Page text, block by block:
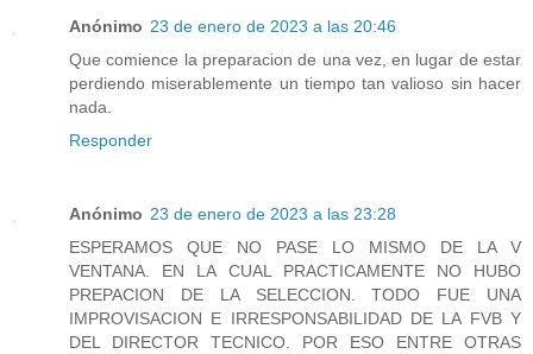
Anónimo 23 de enero de 2023 a las 20:46
Que comience la preparacion de una vez, en lugar de estar
perdiendo miserablemente un tiempo tan valioso sin hacer
nada.
Responder
Anónimo 23 de enero de 2023 a las 23:28
ESPERAMOS QUE NO PASE LO MISMO DE LA V
VENTANA. EN LA CUAL PRACTICAMENTE NO HUBO
PREPACION DE LA SELECCION. TODO FUE UNA
IMPROVISACION E IRRESPONSABILIDAD DE LA FVB Y
DEL DIRECTOR TECNICO. POR ESO ENTRE OTRAS